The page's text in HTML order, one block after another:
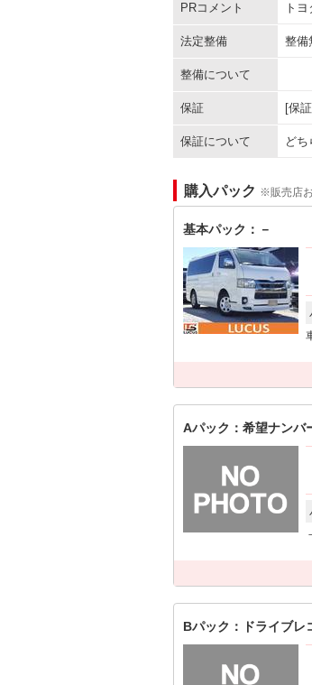
PRコメント ト
法定整備 整備
整備について
保証 [保
保証について ど
購入パック ※販売店
基本パック：－
Aパック：希望ナンバ
Bパック：ドライブレ